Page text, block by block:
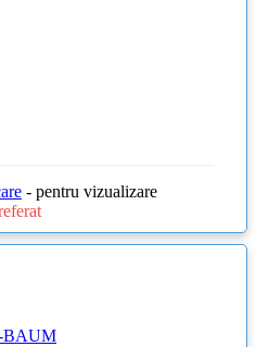
- pentru vizualizare